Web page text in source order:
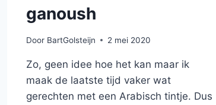
ganoush
Door BartGolsteijn 2 mei 2020
Zo, geen idee hoe het kan maar ik
maak de laatste tijd vaker wat
gerechten met een Arabisch tintje. Dus